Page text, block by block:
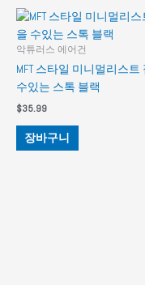
악튜러스 에어건
MFT 스타일 미니멀리스트
수있는 스톡 블랙
$35.99
장바구니